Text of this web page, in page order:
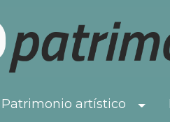
Patrimonio artístico